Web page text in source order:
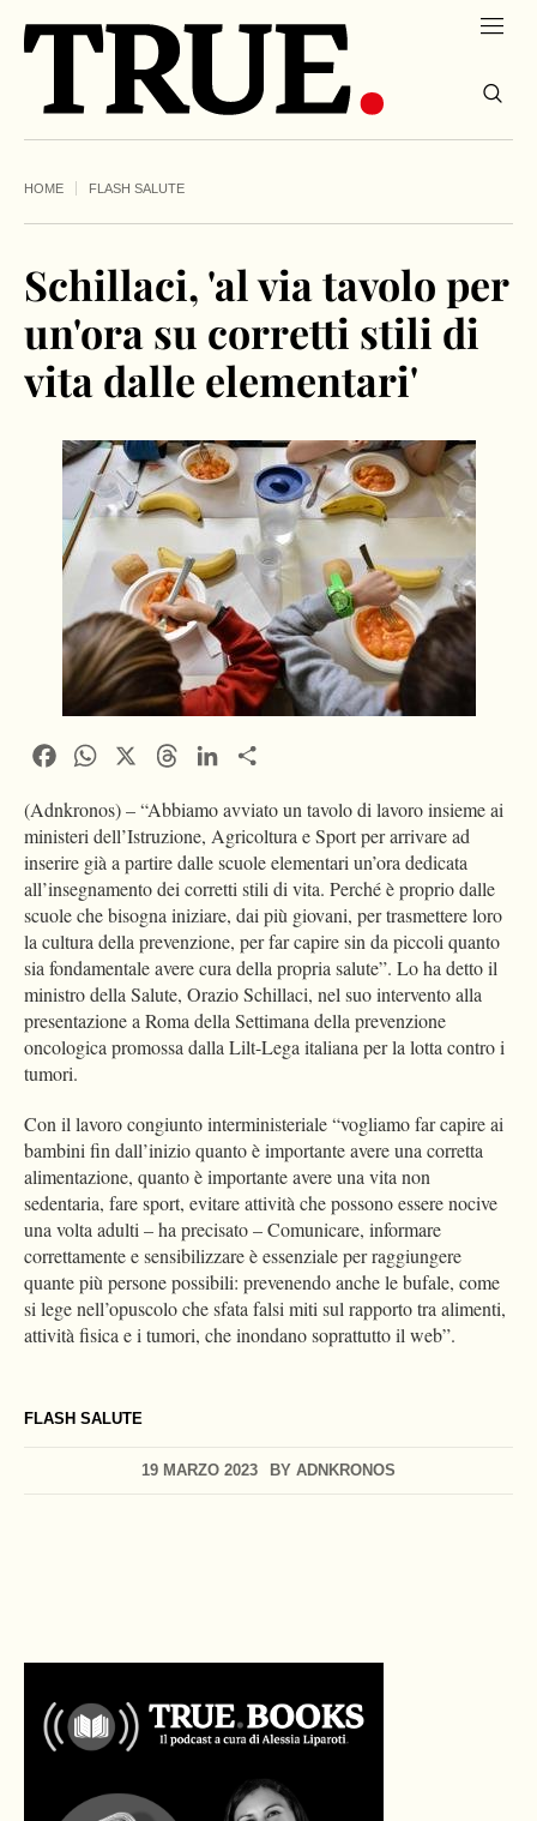
HOME FLASH SALUTE
FLASH SALUTE
Schillaci, 'al via tavolo per
un'ora su corretti stili di
vita dalle elementari'
19 MARZO 2023 BY ADNKRONOS
FacebookWhatsApp ThreadsLinkedIn
(Adnkronos) – “Abbiamo avviato un tavolo di lavoro insieme ai
ministeri dell’Istruzione, Agricoltura e Sport per arrivare ad
inserire già a partire dalle scuole elementari un’ora dedicata
all’insegnamento dei corretti stili di vita. Perché è proprio dalle
scuole che bisogna iniziare, dai più giovani, per trasmettere loro
la cultura della prevenzione, per far capire sin da piccoli quanto
sia fondamentale avere cura della propria salute”. Lo ha detto il
ministro della Salute, Orazio Schillaci, nel suo intervento alla
presentazione a Roma della Settimana della prevenzione
oncologica promossa dalla Lilt-Lega italiana per la lotta contro i
tumori.
Con il lavoro congiunto interministeriale “vogliamo far capire ai
bambini fin dall’inizio quanto è importante avere una corretta
alimentazione, quanto è importante avere una vita non
sedentaria, fare sport, evitare attività che possono essere nocive
una volta adulti – ha precisato – Comunicare, informare
correttamente e sensibilizzare è essenziale per raggiungere
quante più persone possibili: prevenendo anche le bufale, come
si lege nell’opuscolo che sfata falsi miti sul rapporto tra alimenti,
attività fisica e i tumori, che inondano soprattutto il web”.